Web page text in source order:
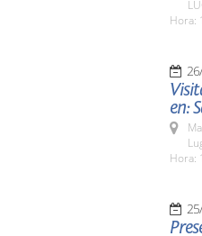
Hora:
en:
Hora: